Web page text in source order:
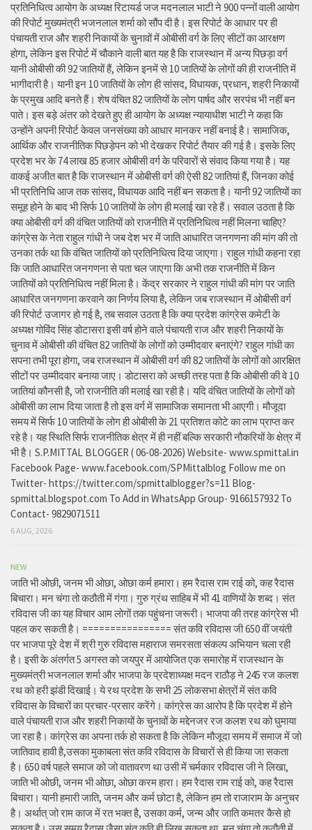
प्रतिनिधित्व आयोग के अध्यक्ष रिटायर्ड जज मदनलाल भाटी ने 900 पन्नों वाली आयोग
की रिपोर्ट मुख्यमंत्री भजनलाल शर्मा को सौंप दी है। इस रिपोर्ट के आधार पर ही
पंचायती राज और शहरी निकायों के चुनावों में ओबीसी वर्ग के लिए सीटों का आरक्षण
होगा, लेकिन इस रिपोर्ट में चौकाने वाली बात यह है कि राजस्थान में अन्य पिछड़ा वर्ग
यानी ओबीसी की 92 जातियों हैं, लेकिन इनमें से 10 जातियों के लोगों की ही राजनीति में
भागीदारी है। यानी इन 10 जातियों के लोग ही सांसद, विधायक, प्रधान, शहरी निकायों
के प्रमुख आदि बनते हैं। शेष वंचित 82 जातियों के लोग पार्षद और सरपंच भी नहीं बन
पाते। इस बड़े अंतर को देखते हुए ही आयोग के अध्यक्ष न्यायाधीश भाटी ने कहा कि
उन्होंने अपनी रिपोर्ट केवल जनसंख्या को आधार मानकर नहीं बनाई है। सामाजिक,
आर्थिक और राजनीतिक पिछड़ेपन को भी देखकर रिपोर्ट तैयार की गई है। इसके लिए
प्रदेश भर के 74 लाख 85 हजार ओबीसी वर्ग के परिवारों से संवाद किया गया है। यह
वाकई अजीत बात है कि राजस्थान में ओबीसी वर्ग की ऐसी 82 जातियां हैं, जिनका कोई
भी प्रतिनिधि आज तक सांसद, विधायक आदि नहीं बन सकता है। यानी 92 जातियों का
समूह होने के बाद भी सिर्फ 10 जातियों के लोग ही मलाई खा रहे हैं। सवाल उठता है कि
क्या ओबीसी वर्ग की वंचित जातियों को राजनीति में प्रतिनिधित्व नहीं मिलना चाहिए?
कांग्रेस के नेता राहुल गांधी ने जब देश भर में जाति आधारित जनगणना की मांग की तो
उनका तर्क था कि वंचित जातियों को प्रतिनिधित्व दिया जाएगा। राहुल गांधी कहना रहा
कि जाति आधारित जनगणना से पता चल जाएगा कि अभी तक राजनीति में किन
जातियों को प्रतिनिधित्व नहीं मिला है। केंद्र सरकार ने राहुल गांधी की मांग पर जाति
आधारित जनगणना करवाने का निर्णय लिया है, लेकिन जब राजस्थान में ओबीसी वर्ग
की रिपोर्ट उजागर हो गई है, तब सवाल उठता है कि क्या प्रदेश कांग्रेस कमेटी के
अध्यक्ष गोविंद सिंह डोटासरा इसी वर्ष होने वाले पंचायती राज और शहरी निकायों के
चुनाव में ओबीसी की वंचित 82 जातियों के लोगों को उम्मीदवार बनाएंगे? राहुल गांधी का
सपना तभी पूरा होगा, जब राजस्थान में ओबीसी वर्ग की 82 जातियों के लोगों को आरक्षित
सीटों पर उम्मीदवार बनाया जाए। डोटासरा को अच्छी तरह पता है कि ओबीसी की वे 10
जातियां कौनसी है, जो राजनीति की मलाई खा रही है। यदि वंचित जातियों के लोगों को
ओबीसी का लाभ दिया जाता है तो इस वर्ग में सामाजिक समानता भी आएगी। मौजूदा
समय में सिर्फ 10 जातियों के लोग ही ओबीसी के 21 प्रतिशत कोटे का लाभ प्राप्त कर
रहे है। यह स्थिति सिर्फ राजनीतिक क्षेत्र में ही नहीं बल्कि सरकारी नौकरियों के क्षेत्र में
भी है। S.P.MITTAL BLOGGER ( 06-08-2026) Website- www.spmittal.in
Facebook Page- www.facebook.com/SPMittalblog Follow me on
Twitter- https://twitter.com/spmittalblogger?s=11 Blog-
spmittal.blogspot.com To Add in WhatsApp Group- 9166157932 To
Contact- 9829071511
6 AUG, 2026
NEW
जाति भी ओछी, जनम भी ओछा, ओछा कर्म हमारा। हम रैदास राम राई को, कह रैदास
बिचारा। मन चंगा तो कठौती में गंगा। गुरु ग्रंथ साहिब में भी 41 वाणियों के शब्द। संत
रविदास जी का यह विचार आम लोगों तक पहुंचना जरूरी। भाजपा की तरह कांग्रेस भी
पहल कर सकती है। ================ संत कवि रविदास जी 650 वीं जयंती
पर भाजपा पूरे देश में श्री गुरु रविदास महाराज समरसता संकल्प अभियान चला रही
है। इसी के अंतर्गत 5 अगस्त को जयपुर में आयोजित एक समारोह में राजस्थान के
मुख्यमंत्री भजनलाल शर्मा और भाजपा के प्रदेशाध्यक्ष मदन राठौड़ ने 245 रज कलश
रथ को हरी झंडी दिखाई। ये रथ प्रदेश के सभी 25 लोकसभा क्षेत्रों में संत कवि
रविदास के विचारों का प्रचार-प्रसार करेंगे। कांग्रेस का आरोप है कि प्रदेश में होने
वाले पंचायती राज और शहरी निकायों के चुनावों के मद्देनजर रज कलश रथ को घुमाया
जा रहा है। कांग्रेस का अपना तर्क हो सकता है कि लेकिन मौजूदा समय में समाज में जो
जातिवाद हावी है,उसका मुकाबला संत कवि रविदास के विचारों से ही किया जा सकता
है। 650 वर्ष पहले समाज को जो वातावरण था उसी में चर्मकार रविदास जी ने लिखा,
जाति भी ओछी, जनम भी ओछा, ओछा करम हारा। हम रैदास राम राई को, कह रैदास
बिचारा। यानी हमारी जाति, जनम और कर्म छोटा है, लेकिन हम तो राजाराम के अनुचर
है। अर्थात् जो राम काज में रत भक्त है, उसका कर्म, जन्म और जाति कमतर कैसे हो